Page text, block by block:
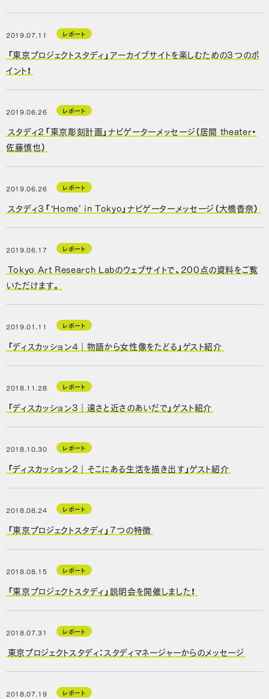
2019.07.11 レポート
「東京プロジェクトスタディ」アーカイブサイトを楽しむための３つのポ
イント！
2019.06.26 レポート
スタディ２「東京彫刻計画」ナビゲーターメッセージ（居間 theater・
佐藤慎也）
2019.06.26 レポート
スタディ３「‘Home’ in Tokyo」ナビゲーターメッセージ（大橋香奈）
2019.06.17 レポート
Tokyo Art Research Labのウェブサイトで、200点の資料をご覧
いただけます。
2019.01.11 レポート
「ディスカッション4｜物語から女性像をたどる」ゲスト紹介
2018.11.28 レポート
「ディスカッション3｜遠さと近さのあいだで」ゲスト紹介
2018.10.30 レポート
「ディスカッション2｜そこにある生活を描き出す」ゲスト紹介
2018.08.24 レポート
「東京プロジェクトスタディ」７つの特徴
2018.08.15 レポート
「東京プロジェクトスタディ」説明会を開催しました！
2018.07.31 レポート
東京プロジェクトスタディ：スタディマネージャーからのメッセージ
2018.07.19 レポート